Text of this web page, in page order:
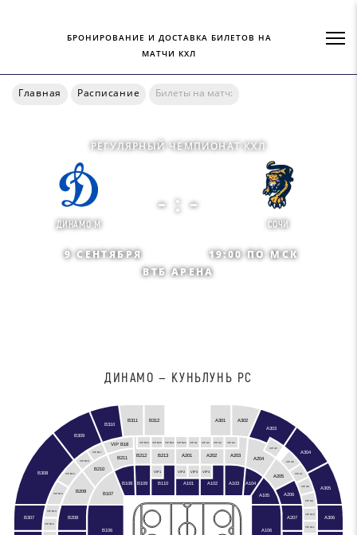
БРОНИРОВАНИЕ И ДОСТАВКА БИЛЕТОВ НА
МАТЧИ КХЛ
Главная Расписание Билеты на матч:
РЕГУЛЯРНЫЙ ЧЕМПИОНАТ КХЛ
ДИНАМО М
- : -
СОЧИ
9 СЕНТЯБРЯ
19:00 ПО МСК
ВТБ АРЕНА
ДИНАМО — КУНЬЛУНЬ РС
A103 A104
A105
A106
B106
B107
B108 B109
A203
A204
A205
A206
A207
B208
B209
B210
B211 B212
A301 A302
A303
A304
A305
A306
B307
B308
B309
B310
B311
VIP A1
VIP A5
VIP A6
VIP A7
VIP A8
VIP A9
VIP A10
VIP B12
VIP B13
VIP B14
VIP B15
VIP B16
VIP B17
VIP B18
B312
VIP B19 VIP B20 VIP B21 VIP B22 VIP A2 VIP A3 VIP A4
VIP A11
B213 A201 A202
A102
A101
B110
VIP1 VIP2 VIP3 VIP4